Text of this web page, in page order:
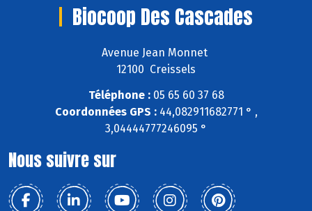
Biocoop Des Cascades
Avenue Jean Monnet
12100 Creissels
Téléphone :05 65 60 37 68
Coordonnées GPS :44,082911682771 ° ,
3,04444777246095 °
Nous suivre sur